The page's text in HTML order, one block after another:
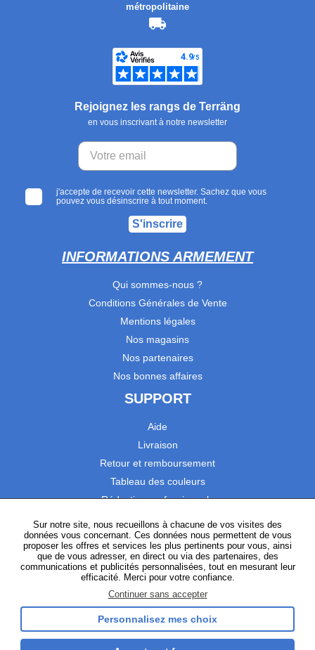
métropolitaine
Rejoignez les rangs de Terräng
en vous inscrivant à notre newsletter
j'accepte de recevoir cette newsletter. Sachez que vous
pouvez vous désinscrire à tout moment.
S'inscrire
INFORMATIONS ARMEMENT
Qui sommes-nous ?
Conditions Générales de Vente
Mentions légales
Nos magasins
Nos partenaires
Nos bonnes affaires
SUPPORT
Aide
Livraison
Retour et remboursement
Tableau des couleurs
Réduction professionnels
Satisfaction Clients
SUIVEZ-NOUS
InstagramTikTokFacebookYouTubeLinkedIn
Sur notre site, nous recueillons à chacune de vos visites des
données vous concernant. Ces données nous permettent de vous
proposer les offres et services les plus pertinents pour vous, ainsi
que de vous adresser, en direct ou via des partenaires, des
communications et publicités personnalisées, tout en mesurant leur
efficacité. Merci pour votre confiance.
Continuer sans accepter
Personnalisez mes choix